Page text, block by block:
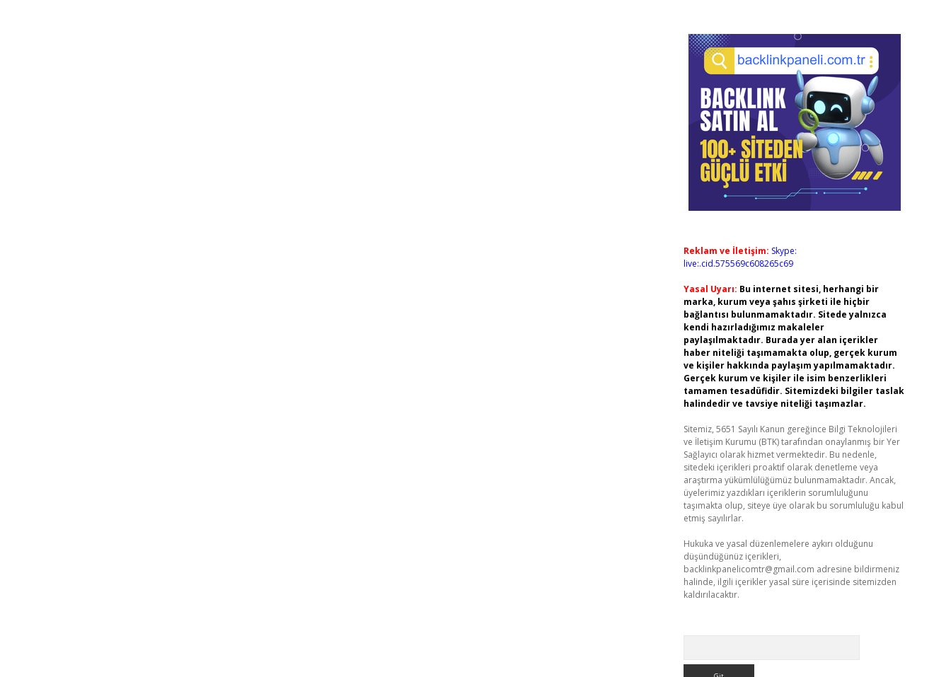
Reklam ve İletişim: Skype:
live:.cid.575569c608265c69
Yasal Uyarı: Bu internet sitesi, herhangi bir
marka, kurum veya şahıs şirketi ile hiçbir
bağlantısı bulunmamaktadır. Sitede yalnızca
kendi hazırladığımız makaleler
paylaşılmaktadır. Burada yer alan içerikler
haber niteliği taşımamakta olup, gerçek kurum
ve kişiler hakkında paylaşım yapılmamaktadır.
Gerçek kurum ve kişiler ile isim benzerlikleri
tamamen tesadüfidir. Sitemizdeki bilgiler taslak
halindedir ve tavsiye niteliği taşımazlar.
Sitemiz, 5651 Sayılı Kanun gereğince Bilgi Teknolojileri
ve İletişim Kurumu (BTK) tarafından onaylanmış bir Yer
Sağlayıcı olarak hizmet vermektedir. Bu nedenle,
sitedeki içerikleri proaktif olarak denetleme veya
araştırma yükümlülüğümüz bulunmamaktadır. Ancak,
üyelerimiz yazdıkları içeriklerin sorumluluğunu
taşımakta olup, siteye üye olarak bu sorumluluğu kabul
etmiş sayılırlar.
Hukuka ve yasal düzenlemelere aykırı olduğunu
düşündüğünüz içerikleri,
backlinkpanelicomtr@gmail.com adresine bildirmeniz
halinde, ilgili içerikler yasal süre içerisinde sitemizden
kaldırılacaktır.